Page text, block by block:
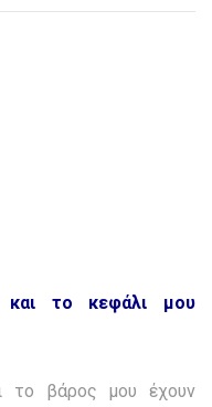
και το κεφάλι μου
το βάρος μου έχουν